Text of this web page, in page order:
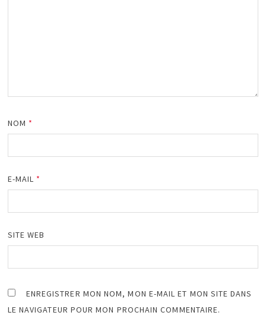
NOM *
E-MAIL *
SITE WEB
ENREGISTRER MON NOM, MON E-MAIL ET MON SITE DANS
LE NAVIGATEUR POUR MON PROCHAIN COMMENTAIRE.